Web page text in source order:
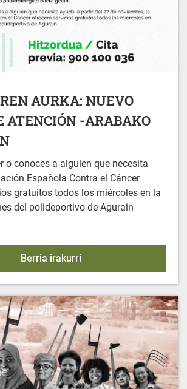
AURKA: NUEVO
ATENCIÓN -ARABAKO
o conoces a alguien que necesita
Española Contra el Cáncer
gratuitos todos los miércoles en la
del polideportivo de Agurain
Berria irakurri